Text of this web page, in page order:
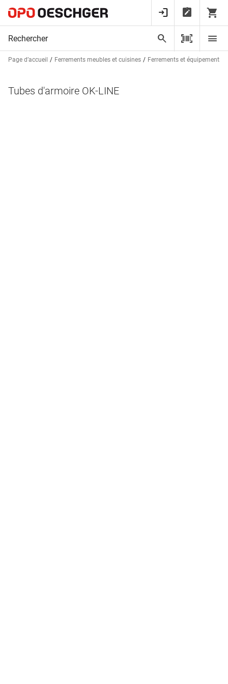
Page d’accueil Ferrements meubles et cuisines Ferrements et équipements
Tubes d'armoire OK-LINE